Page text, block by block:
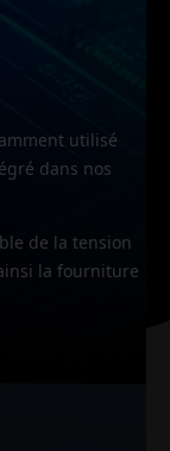
utilisé
dans nos
de la tension
la fourniture